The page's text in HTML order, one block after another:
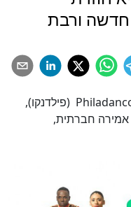
חדשה ורבת
ב-17 ביוני תחל להקת הריקוד הידועה,Philadanco (פילדנקו),
חברתית,